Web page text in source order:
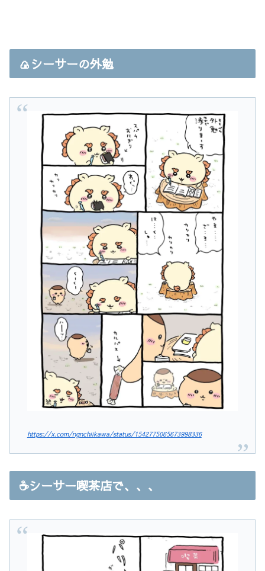
🍙シーサーの外勉
https://x.com/ngnchiikawa/status/1542775065673998336
☕️シーサー喫茶店で、、、